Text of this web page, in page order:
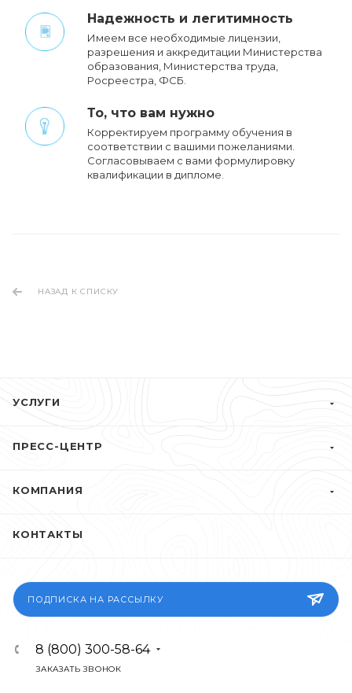
Надежность и легитимность
Имеем все необходимые лицензии,
разрешения и аккредитации Министерства
образования, Министерства труда,
Росреестра, ФСБ.
То, что вам нужно
Корректируем программу обучения в
соответствии с вашими пожеланиями.
Cогласовываем с вами формулировку
квалификации в дипломе.
НАЗАД К СПИСКУ
УСЛУГИ
ПРЕСС-ЦЕНТР
КОМПАНИЯ
КОНТАКТЫ
ПОДПИСКА НА РАССЫЛКУ
8 (800) 300-58-64
ЗАКАЗАТЬ ЗВОНОК